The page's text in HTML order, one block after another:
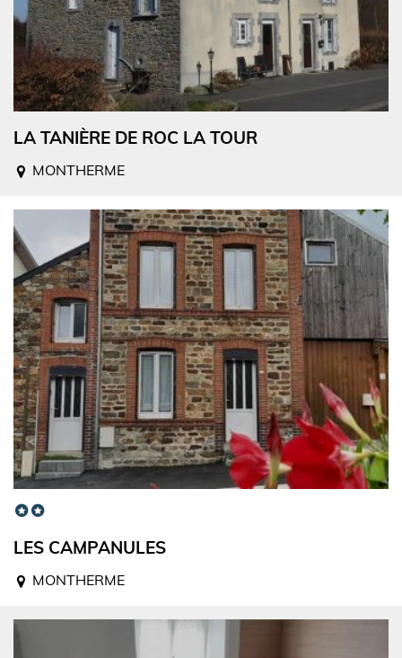
LA TANIÈRE DE ROC LA TOUR
MONTHERME
LES CAMPANULES
MONTHERME